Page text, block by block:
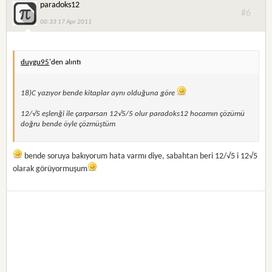
paradoks12
00:33 17 Apr 2011
#6
duygu95'den alıntı
18)C yazıyor bende kitaplar aynı olduğuna göre
12/√5 eşlenği ile çarparsan 12√5/5 olur paradoks12 hocamın çözümü
doğru bende öyle çözmüştüm
bende soruya bakıyorum hata varmı diye, sabahtan beri 12/√5 i 12√5
olarak görüyormuşum